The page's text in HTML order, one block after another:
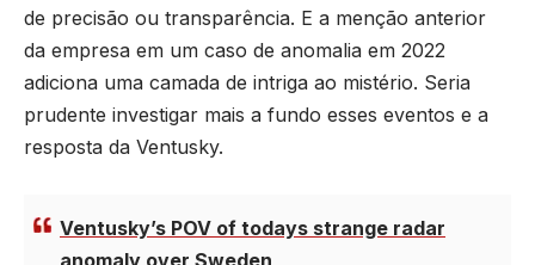
de precisão ou transparência. E a menção anterior
da empresa em um caso de anomalia em 2022
adiciona uma camada de intriga ao mistério. Seria
prudente investigar mais a fundo esses eventos e a
resposta da Ventusky.
Ventusky’s POV of todays strange radar
anomaly over Sweden